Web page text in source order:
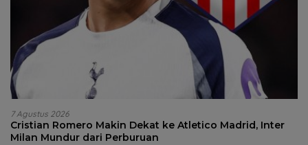
7 Agustus 2026
Cristian Romero Makin Dekat ke Atletico Madrid, Inter
Milan Mundur dari Perburuan